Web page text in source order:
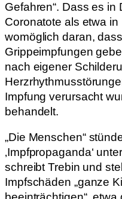
Gefahren“. Dass es
Coronatote als etwa
womöglich daran,
Grippeimpfungen
nach eigener
Impfung verursacht
behandelt.
„Die Menschen“
‚Impfpropaganda‘
schreibt Trebin und
Impfschäden „ganze